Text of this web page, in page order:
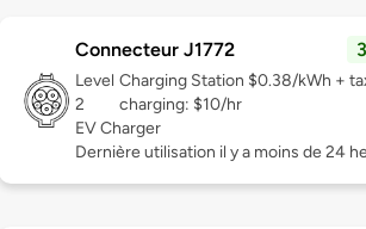
Connecteur J1772
Level
2
Charging Station $0.38/kWh +
charging: $10/hr
EV Charger
Dernière utilisation il y a moins de 24